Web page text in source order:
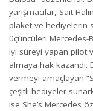
yarışmacılar, Sait
plaket ve hediyelerin
üçüncüleri
iyi süreyi yapan pilot
almaya hak kazandı.
vermeyi amaçlayan
çeşitli hediyeler
ise She’s Mercedes